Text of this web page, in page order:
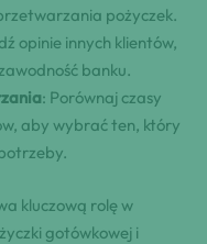
pożyczek.
opinie innych klientów,
banku.
: Porównaj czasy
aby wybrać ten, który
kluczową rolę w
gotówkowej i